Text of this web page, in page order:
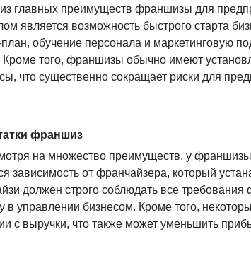
главных преимуществ франшизы для
является возможность быстрого старта
обучение персонала и маркетинговую
Кроме того, франшизы обычно имеют
что существенно сокращает риски для
франшиз
на множество преимуществ, у франшизы
зависимость от франчайзера, который
должен строго соблюдать все требования
в управлении бизнесом. Кроме того,
с выручки, что также может уменьшить